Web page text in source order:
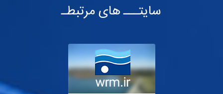
سایتـــ های مرتبطـ